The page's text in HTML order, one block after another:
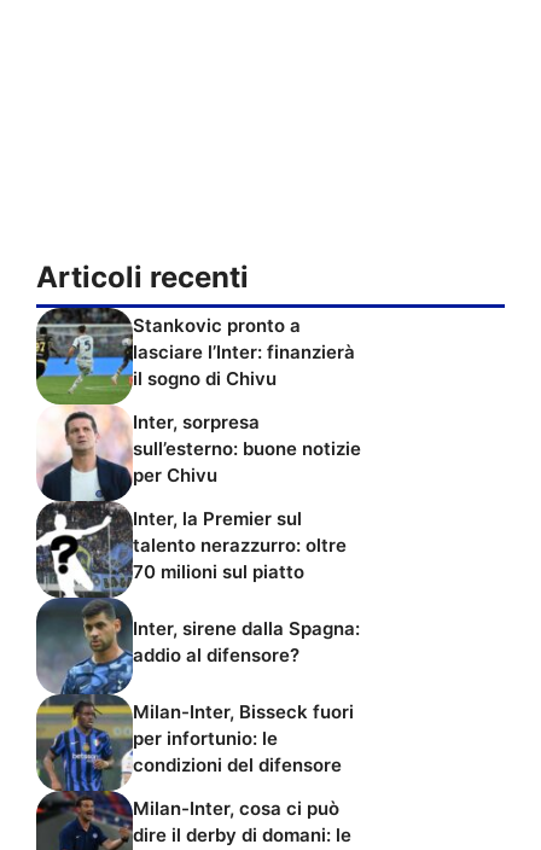
Articoli recenti
Stankovic pronto a
lasciare l’Inter: finanzierà
il sogno di Chivu
Inter, sorpresa
sull’esterno: buone notizie
per Chivu
Inter, la Premier sul
talento nerazzurro: oltre
70 milioni sul piatto
Inter, sirene dalla Spagna:
addio al difensore?
Milan-Inter, Bisseck fuori
per infortunio: le
condizioni del difensore
Milan-Inter, cosa ci può
dire il derby di domani: le